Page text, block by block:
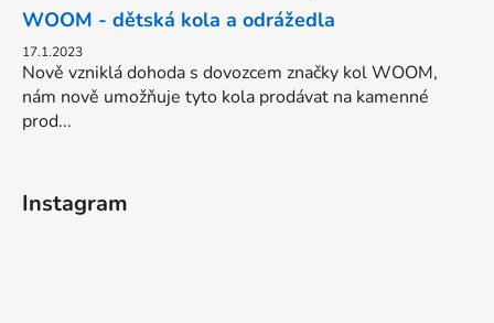
WOOM - dětská kola a odrážedla
17.1.2023
Nově vzniklá dohoda s dovozcem značky kol WOOM,
nám nově umožňuje tyto kola prodávat na kamenné
prod...
Instagram